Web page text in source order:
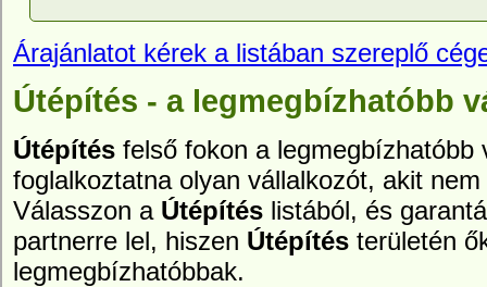
Árajánlatot kérek a listában szereplő
Útépítés - a legmegbízhatóbb
Útépítés felső fokon a legmegbízhatóbb
foglalkoztatna olyan vállalkozót, akit
Válasszon a Útépítés listából, és
partnerre lel, hiszen Útépítés területén
legmegbízhatóbbak.